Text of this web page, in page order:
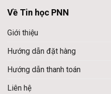
Về Tin học PNN
Giới thiệu
Hướng dẫn đặt hàng
Hướng dẫn thanh toán
Liên hệ